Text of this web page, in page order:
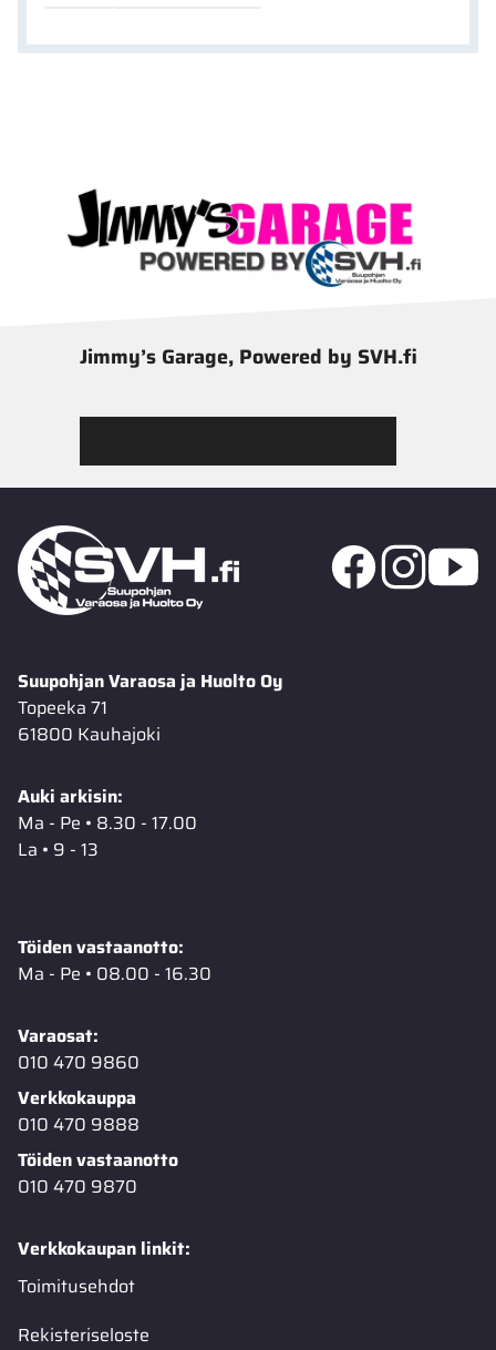
Jimmy’s Garage, Powered by SVH.fi
Suupohjan Varaosa ja Huolto Oy
Topeeka 71
61800 Kauhajoki
Auki arkisin:
Ma - Pe • 8.30 - 17.00
La • 9 - 13
Töiden vastaanotto:
Ma - Pe • 08.00 - 16.30
Varaosat:
010 470 9860
Verkkokauppa
010 470 9888
Töiden vastaanotto
010 470 9870
Verkkokaupan linkit:
Toimitusehdot
Rekisteriseloste